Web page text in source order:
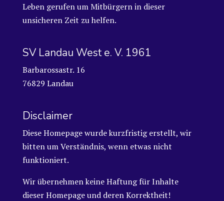
Leben gerufen um Mitbürgern in dieser
unsicheren Zeit zu helfen.
SV Landau West e. V. 1961
Barbarossastr. 16
76829 Landau
Disclaimer
Diese Homepage wurde kurzfristig erstellt, wir
bitten um Verständnis, wenn etwas nicht
funktioniert.
Wir übernehmen keine Haftung für Inhalte
dieser Homepage und deren Korrektheit!